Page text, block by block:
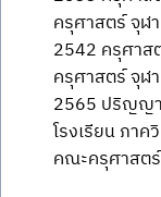
ครุศาสตร์ จุฬ
2542 ครุศา
ครุศาสตร์ จุฬ
2565 ปริญญา
โรงเรียน ภา
คณะครุศาสต